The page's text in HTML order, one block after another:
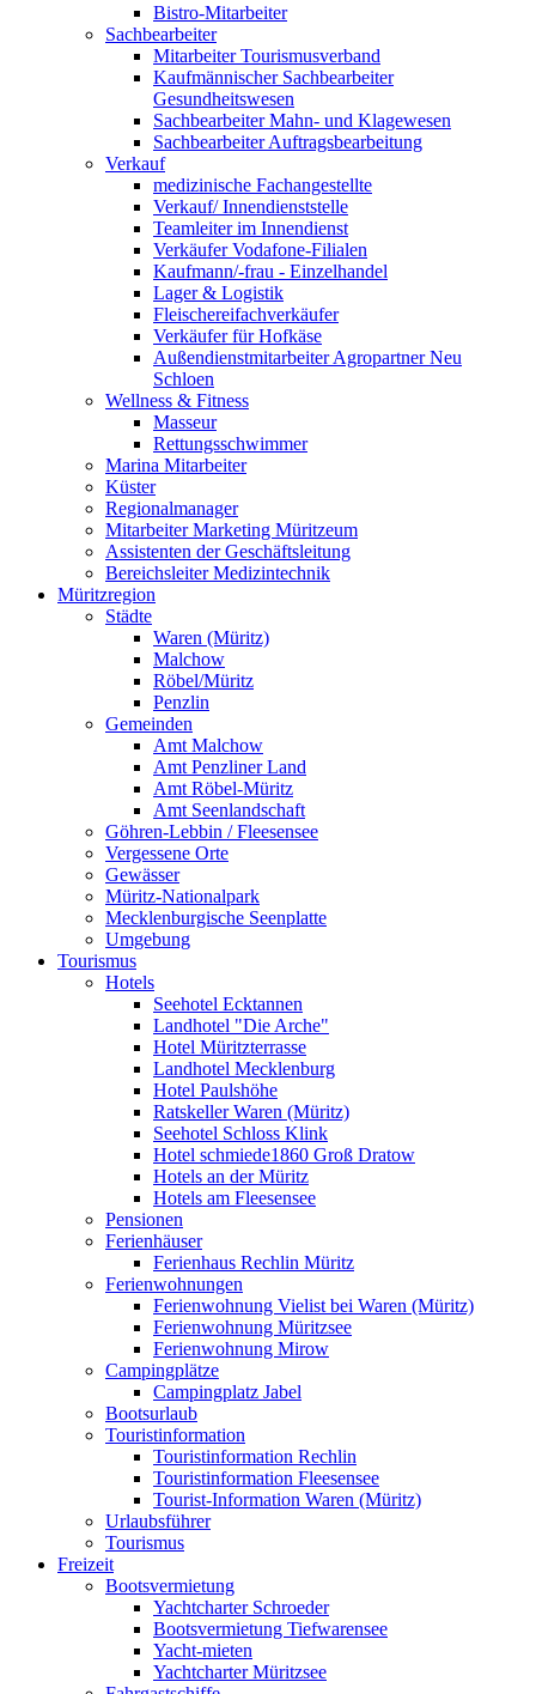
Bistro-Mitarbeiter
Sachbearbeiter
Mitarbeiter Tourismusverband
Kaufmännischer Sachbearbeiter
Gesundheitswesen
Sachbearbeiter Mahn- und Klagewesen
Sachbearbeiter Auftragsbearbeitung
Verkauf
medizinische Fachangestellte
Verkauf/ Innendienststelle
Teamleiter im Innendienst
Verkäufer Vodafone-Filialen
Kaufmann/-frau - Einzelhandel
Lager & Logistik
Fleischereifachverkäufer
Verkäufer für Hofkäse
Außendienstmitarbeiter Agropartner Neu
Schloen
Wellness & Fitness
Masseur
Rettungsschwimmer
Marina Mitarbeiter
Küster
Regionalmanager
Mitarbeiter Marketing Müritzeum
Assistenten der Geschäftsleitung
Bereichsleiter Medizintechnik
Müritzregion
Städte
Waren (Müritz)
Malchow
Röbel/Müritz
Penzlin
Gemeinden
Amt Malchow
Amt Penzliner Land
Amt Röbel-Müritz
Amt Seenlandschaft
Göhren-Lebbin / Fleesensee
Vergessene Orte
Gewässer
Müritz-Nationalpark
Mecklenburgische Seenplatte
Umgebung
Tourismus
Hotels
Seehotel Ecktannen
Landhotel "Die Arche"
Hotel Müritzterrasse
Landhotel Mecklenburg
Hotel Paulshöhe
Ratskeller Waren (Müritz)
Seehotel Schloss Klink
Hotel schmiede1860 Groß Dratow
Hotels an der Müritz
Hotels am Fleesensee
Pensionen
Ferienhäuser
Ferienhaus Rechlin Müritz
Ferienwohnungen
Ferienwohnung Vielist bei Waren (Müritz)
Ferienwohnung Müritzsee
Ferienwohnung Mirow
Campingplätze
Campingplatz Jabel
Bootsurlaub
Touristinformation
Touristinformation Rechlin
Touristinformation Fleesensee
Tourist-Information Waren (Müritz)
Urlaubsführer
Tourismus
Freizeit
Bootsvermietung
Yachtcharter Schroeder
Bootsvermietung Tiefwarensee
Yacht-mieten
Yachtcharter Müritzsee